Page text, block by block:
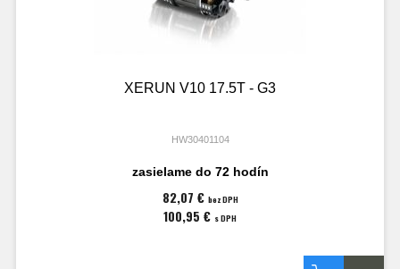
XERUN V10 17.5T - G3
HW30401104
zasielame do 72 hodín
82,07 € bez DPH
100,95 € s DPH